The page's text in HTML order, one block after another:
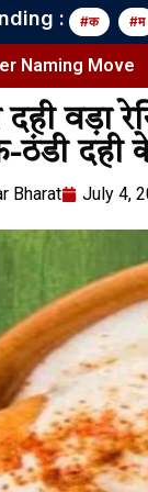
: #क #म
भारत पर 100%
दही वड़ा
ठंडी
Bharat July 4,